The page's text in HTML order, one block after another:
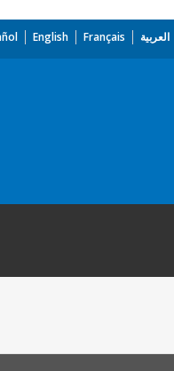
English Français العربية